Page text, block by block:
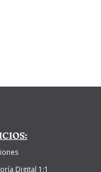
Digital 1:1